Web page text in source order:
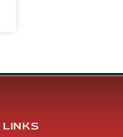
LINKS